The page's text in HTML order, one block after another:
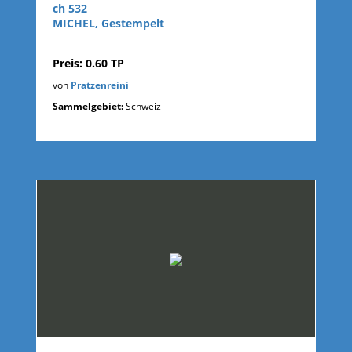
ch 532
MICHEL, Gestempelt
Preis: 0.60 TP
von Pratzenreini
Sammelgebiet:Schweiz